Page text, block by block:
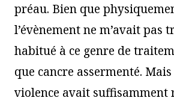
préau. Bien que
l’évènement ne m’avait pas
habitué à ce genre de
que cancre assermenté.
violence avait suffisamment